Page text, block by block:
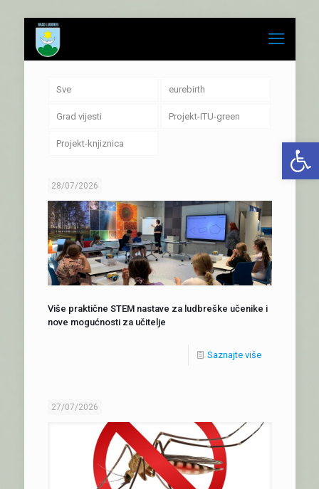
Sve eurebirth
Grad vijesti Projekt-ITU-green
Projekt-knjiznica
28/07/2026
Više praktične STEM nastave za ludbreške učenike i
nove mogućnosti za učitelje
Saznajte više
27/07/2026